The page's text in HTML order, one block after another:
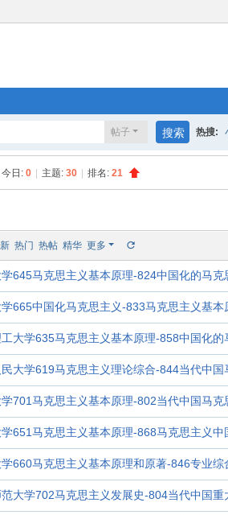
帖子 搜索 热搜:
今日: 0 主题: 30 排名: 21
热门 热帖 精华 更多
645马克思主义基本原理-824中国化的马
665中国化马克思主义-833马克思主义基
大学635马克思主义基本原理-858中国化
大学619马克思主义理论综合-844当代中
701马克思主义基本原理-802当代中国马
651马克思主义基本原理-868马克思主义
660马克思主义基本原理和原著-846专业
大学702马克思主义发展史-804当代中国